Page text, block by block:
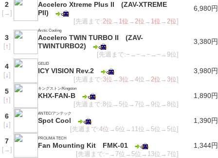
2
[→ ]
Accelero Xtreme Plus II (ZAV-XTREME
PII)
[先週まで:2位 → 1位 →2位 → 1位 →2位]
6,980円
3
[↑]
Arctic Cooling
Accelero TWIN TURBO II (ZAV-
TWINTURBO2)
[先週まで:−→−→−→−→9位]
3,380円
4
[↓]
GELID
ICY VISION Rev.2
[先週まで:3位 → 3位 →4位 →2位 → 3位]
3,980円
5
[↑]
キングストン/Kingston
KHX-FAN-B
[先週まで:8位→5位→7位→9位→8位]
1,890円
6
[↓]
ANTEC/アンテック
Spot Cool
[先週まで:4位 →6位→11位→5位→5位]
1,390円
7
[→ ]
PROLIMA TECH
Fan Mounting Kit FMK-01
[先週まで:−→7位→5位→13位→7位]
1,344円